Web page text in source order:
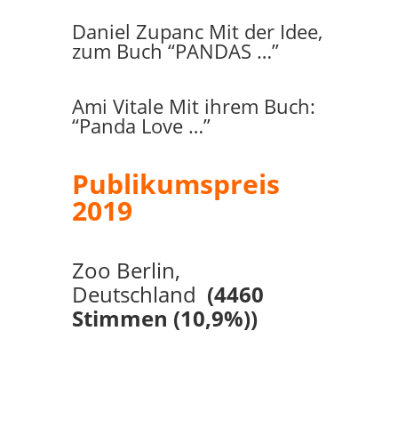
Daniel Zupanc Mit der Idee,
zum Buch “PANDAS …”
Ami Vitale Mit ihrem Buch:
“Panda Love …”
Publikumspreis
2019
Zoo Berlin,
Deutschland (4460
Stimmen (10,9%))